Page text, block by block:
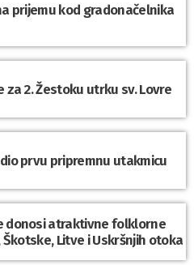
prijemu kod gradonačelnika
za 2. Žestoku utrku sv. Lovre
prvu pripremnu utakmicu
donosi atraktivne folklorne
Škotske, Litve i Uskršnjih otoka